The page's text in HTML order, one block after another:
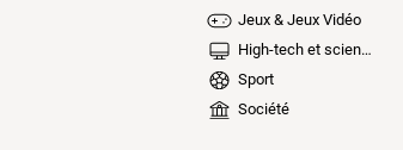
Jeux & Jeux Vidéo
High-tech et sciences
Sport
Société